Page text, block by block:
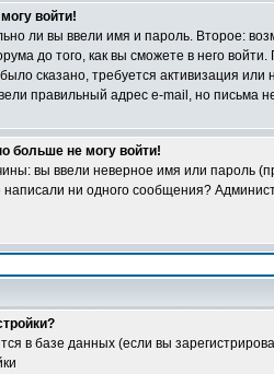
войти!
ли вы ввели имя и пароль. Второе:
до того, как вы сможете в него
сказано, требуется активизация
правильный адрес e-mail, но письма
больше не могу войти!
вы ввели неверное имя или пароль
ни одного сообщения?
в базе данных (если вы